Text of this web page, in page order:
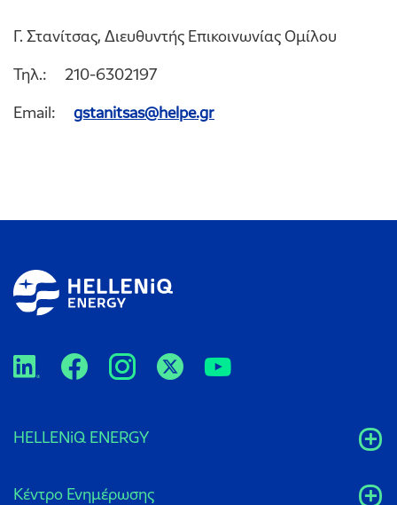
Γ. Στανίτσας, Διευθυντής Επικοινωνίας Ομίλου
Τηλ.: 210-6302197
Email: gstanitsas@helpe.gr
HELLENiQ ENERGY
Κέντρο Ενημέρωσης